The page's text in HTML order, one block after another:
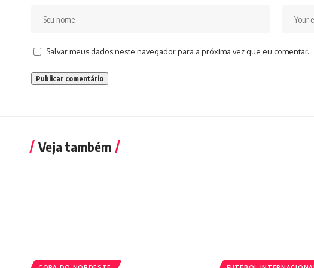
Salvar meus dados neste navegador para a próxima vez que eu comentar.
Veja também